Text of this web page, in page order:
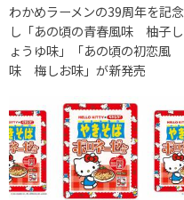
わかめラーメンの39周年を記念
し「あの頃の青春風味 柚子し
ょうゆ味」「あの頃の初恋風
味 梅しお味」が新発売